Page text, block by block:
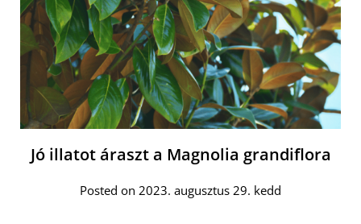
Jó illatot áraszt a Magnolia grandiflora
Posted on 2023. augusztus 29. kedd